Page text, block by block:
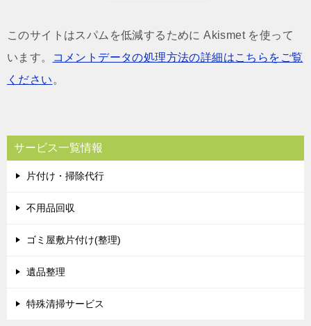
このサイトはスパムを低減するために Akismet を使って
います。
コメントデータの処理方法の詳細はこちらをご覧
ください 。
サービス一覧情報
片付け・掃除代行
不用品回収
ゴミ屋敷片付け(整理)
遺品整理
特殊清掃サービス